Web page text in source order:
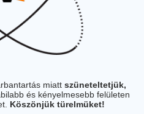
miatt szüneteltetjük,
és kényelmesebb felületen
Köszönjük türelmüket!